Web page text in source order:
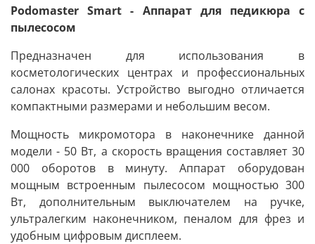
Podomaster Smart - Аппарат для педикюра с
пылесосом
Предназначен для использования в
косметологических центрах и профессиональных
салонах красоты. Устройство выгодно отличается
компактными размерами и небольшим весом.
Мощность микромотора в наконечнике данной
модели - 50 Вт, а скорость вращения составляет 30
000 оборотов в минуту. Аппарат оборудован
мощным встроенным пылесосом мощностью 300
Вт, дополнительным выключателем на ручке,
ультралегким наконечником, пеналом для фрез и
удобным цифровым дисплеем.